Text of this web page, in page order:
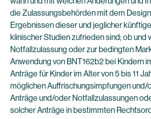
die Zulassungsbehörden mit dem
Ergebnissen dieser und jeglicher
klinischer Studien zufrieden sind; ob und
Notfallzulassung oder zur bedingten
Anwendung von BNT162b2 bei Kindern
Anträge für Kinder im Alter von 5 bis 11
möglichen Auffrischungsimpfungen
Anträge und/oder Notfallzulassungen
solcher Anträge in bestimmten